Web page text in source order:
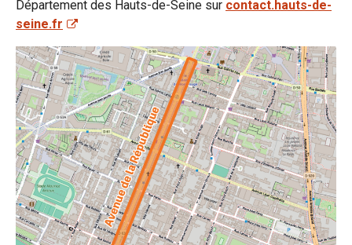
Département des Hauts-de-Seine sur contact.hauts-de-
seine.fr